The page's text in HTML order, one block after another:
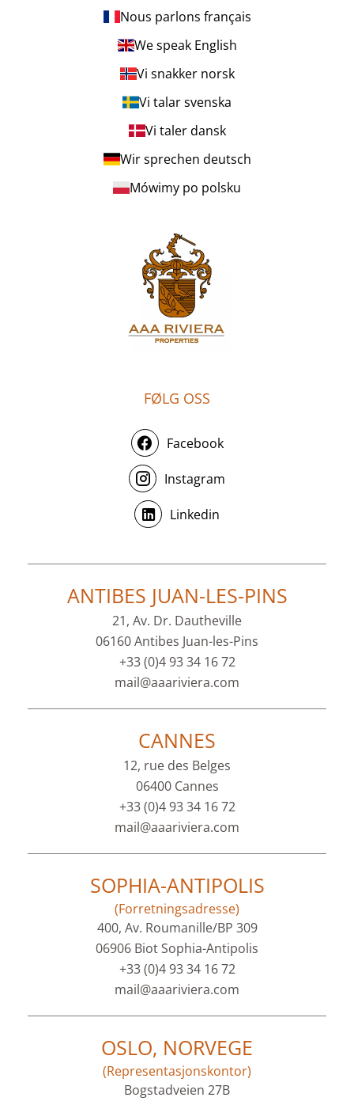
Nous parlons français
We speak English
Vi snakker norsk
Vi talar svenska
Vi taler dansk
Wir sprechen deutsch
Mówimy po polsku
FØLG OSS
Facebook
Instagram
Linkedin
ANTIBES JUAN-LES-PINS
21, Av. Dr. Dautheville
06160 Antibes Juan-les-Pins
+33 (0)4 93 34 16 72
mail@aaariviera.com
CANNES
12, rue des Belges
06400 Cannes
+33 (0)4 93 34 16 72
mail@aaariviera.com
SOPHIA-ANTIPOLIS
(Forretningsadresse)
400, Av. Roumanille/BP 309
06906 Biot Sophia-Antipolis
+33 (0)4 93 34 16 72
mail@aaariviera.com
OSLO, NORVEGE
(Representasjonskontor)
Bogstadveien 27B